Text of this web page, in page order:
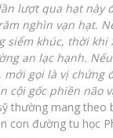
lượt qua hạt
nghìn vạn hạt.
siểm khúc, thời
an lạc hạnh.
gọi là vị chứng
cội gốc phiền não
thường mang
con đường tu học